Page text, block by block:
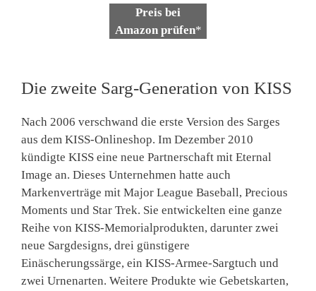
Preis bei
Amazon prüfen*
Die zweite Sarg-Generation von KISS
Nach 2006 verschwand die erste Version des Sarges
aus dem KISS-Onlineshop. Im Dezember 2010
kündigte KISS eine neue Partnerschaft mit Eternal
Image an. Dieses Unternehmen hatte auch
Markenverträge mit Major League Baseball, Precious
Moments und Star Trek. Sie entwickelten eine ganze
Reihe von KISS-Memorialprodukten, darunter zwei
neue Sargdesigns, drei günstigere
Einäscherungssärge, ein KISS-Armee-Sargtuch und
zwei Urnenarten. Weitere Produkte wie Gebetskarten,